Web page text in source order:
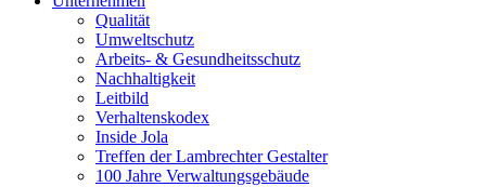
Qualität
Umweltschutz
Arbeits- & Gesundheitsschutz
Nachhaltigkeit
Leitbild
Verhaltenskodex
Inside Jola
Treffen der Lambrechter Gestalter
100 Jahre Verwaltungsgebäude